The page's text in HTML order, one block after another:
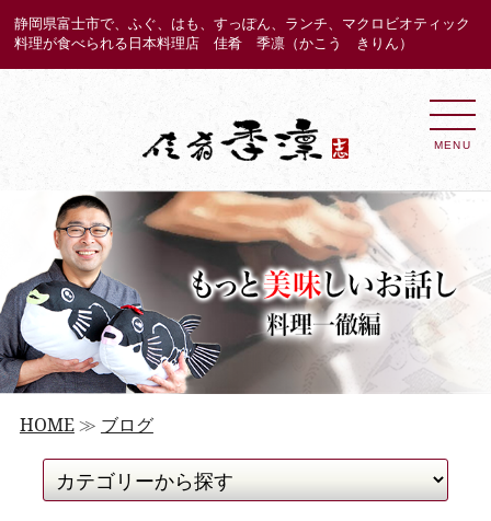
静岡県富士市で、ふぐ、はも、すっぽん、ランチ、マクロビオティック
料理が食べられる日本料理店 佳肴 季凛（かこう きりん）
MENU
HOME≫ ブログ